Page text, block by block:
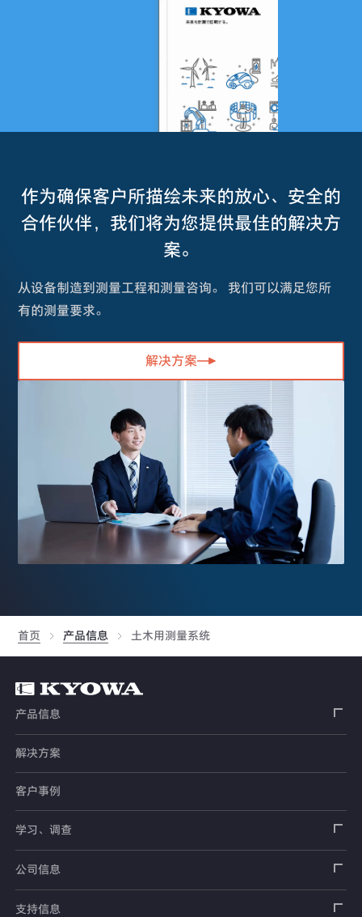
作为确保客户所描绘未来的放心、安全的
合作伙伴，我们将为您提供最佳的解决方
案。
从设备制造到测量工程和测量咨询。 我们可以满足您所
有的测量要求。
解决方案
首页 产品信息 土木用测量系统
产品信息
应变片
传感器
载荷传感器
加速度传感器
压力传感器
土木用传感器
载荷传感器
土压计
汽车用传感器
安全带拉力传感器
测量器
解决方案
客户事例
学习、调查
应变片
传感器
公司信息
销售网络
支持信息